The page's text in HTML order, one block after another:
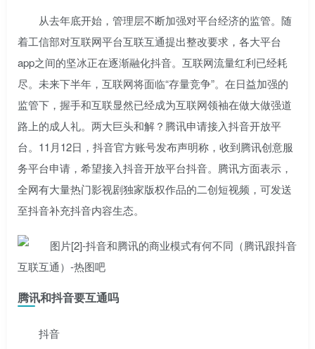
从去年底开始，管理层不断加强对平台经济的监管。随
着工信部对互联网平台互联互通提出整改要求，各大平台
app之间的坚冰正在逐渐融化抖音。互联网流量红利已经耗
尽。未来下半年，互联网将面临“存量竞争”。在日益加强的
监管下，握手和互联显然已经成为互联网领袖在做大做强道
路上的成人礼。两大巨头和解？腾讯申请接入抖音开放平
台。11月12日，抖音官方账号发布声明称，收到腾讯创意服
务平台申请，希望接入抖音开放平台抖音。腾讯方面表示，
全网有大量热门影视剧独家版权作品的二创短视频，可发送
至抖音补充抖音内容生态。
腾讯和抖音要互通吗
抖音